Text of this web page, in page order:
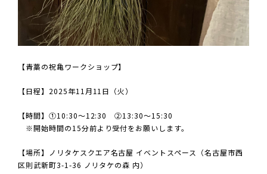
【青藁の祝亀ワークショップ】
【日程】2025年11月11日（火）
【時間】①10:30～12:30 ②13:30～15:30
※開始時間の15分前より受付をお願いします。
【場所】ノリタケスクエア名古屋 イベントスペース（名古屋市西
区則武新町3-1-36 ノリタケの森 内）